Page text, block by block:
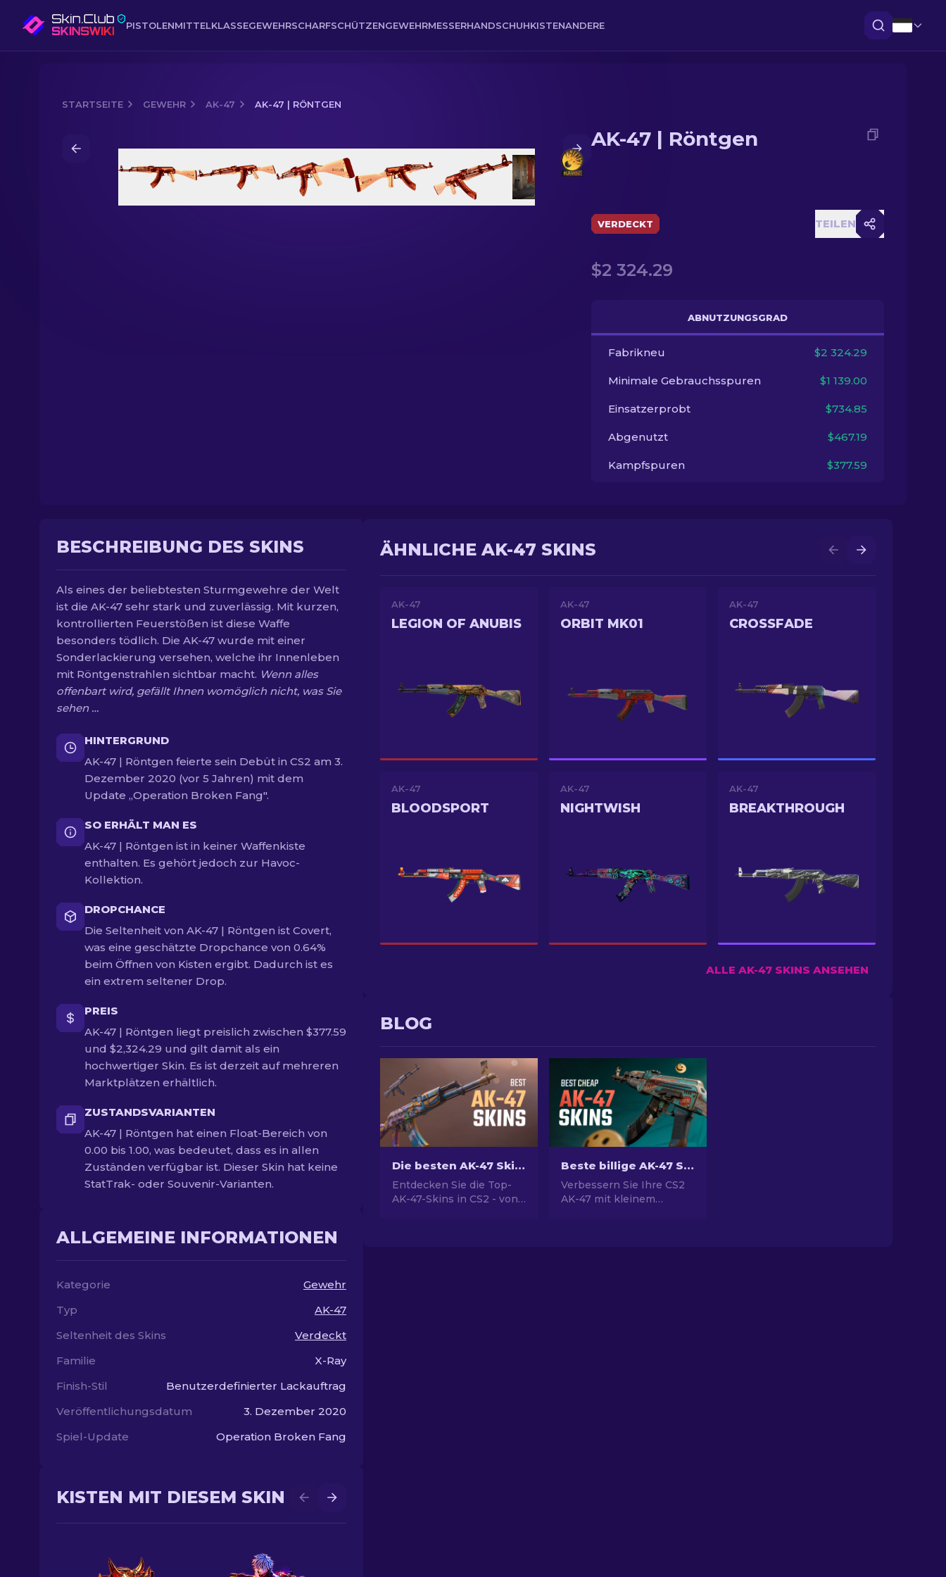
PISTOLENMITTELKLASSEGEWEHRSCHARFSCHÜTZENGEWEHRMESSERHANDSCHUHKISTENANDERE
STARTSEITE GEWEHR AK-47 AK-47 | RÖNTGEN
AK-47 | Röntgen
VERDECKT TEILEN
$2 324.29
ABNUTZUNGSGRAD
Fabrikneu $2 324.29
Minimale Gebrauchsspuren $1 139.00
Einsatzerprobt $734.85
Abgenutzt $467.19
Kampfspuren $377.59
BESCHREIBUNG DES SKINS
Als eines der beliebtesten Sturmgewehre der Welt
ist die AK-47 sehr stark und zuverlässig. Mit kurzen,
kontrollierten Feuerstößen ist diese Waffe
besonders tödlich. Die AK-47 wurde mit einer
Sonderlackierung versehen, welche ihr Innenleben
mit Röntgenstrahlen sichtbar macht. Wenn alles
offenbart wird, gefällt Ihnen womöglich nicht, was Sie
sehen …
HINTERGRUND
AK-47 | Röntgen feierte sein Debüt in CS2 am 3.
Dezember 2020 (vor 5 Jahren) mit dem
Update „Operation Broken Fang".
SO ERHÄLT MAN ES
AK-47 | Röntgen ist in keiner Waffenkiste
enthalten. Es gehört jedoch zur Havoc-
Kollektion.
DROPCHANCE
Die Seltenheit von AK-47 | Röntgen ist Covert,
was eine geschätzte Dropchance von 0.64%
beim Öffnen von Kisten ergibt. Dadurch ist es
ein extrem seltener Drop.
PREIS
AK-47 | Röntgen liegt preislich zwischen $377.59
und $2,324.29 und gilt damit als ein
hochwertiger Skin. Es ist derzeit auf mehreren
Marktplätzen erhältlich.
ZUSTANDSVARIANTEN
AK-47 | Röntgen hat einen Float-Bereich von
0.00 bis 1.00, was bedeutet, dass es in allen
Zuständen verfügbar ist. Dieser Skin hat keine
StatTrak- oder Souvenir-Varianten.
ALLGEMEINE INFORMATIONEN
Kategorie
Gewehr
Typ
AK-47
Seltenheit des Skins
Verdeckt
Familie
X-Ray
Finish-Stil
Benutzerdefinierter Lackauftrag
Veröffentlichungsdatum
3. Dezember 2020
Spiel-Update
Operation Broken Fang
KISTEN MIT DIESEM SKIN
ÄHNLICHE AK-47 SKINS
AK-47
LEGION OF ANUBIS
AK-47
ORBIT MK01
AK-47
CROSSFADE
AK-47
BLOODSPORT
AK-47
NIGHTWISH
AK-47
BREAKTHROUGH
ALLE AK-47 SKINS ANSEHEN
BLOG
Die besten AK-47 Skins in CS2: Von günstig zu teuer
Entdecken Sie die Top-
AK-47-Skins in CS2 - von
Beste billige AK-47 Skins in CS2 unter 10 Dollar
Verbessern Sie Ihre CS2
AK-47 mit kleinem